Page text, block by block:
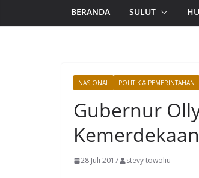
BERANDA SULUT
NASIONAL POLITIK & PEMERINTAHAN
Gubernur
28 Juli 2017 stevy towoliu